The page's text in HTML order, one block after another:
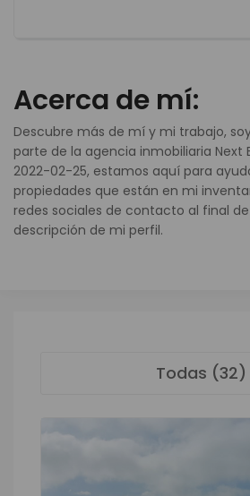
Acerca de mí:
Descubre más de mí y mi trabajo,
parte de la agencia inmobiliaria Next
2022-02-25, estamos aquí para
propiedades que están en mi
redes sociales de contacto al final
descripción de mi perfil.
Todas (32)